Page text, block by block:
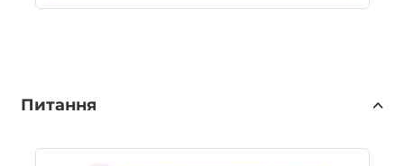
Питання